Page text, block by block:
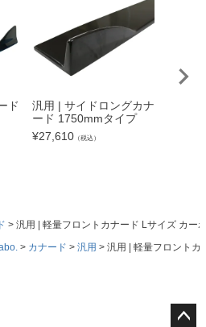
ド
汎用 | サイドロングカナ
ード 1750mmタイプ
¥27,610 （税込）
汎用 |
用EX
汎用 | 軽量フロントカナード Lサイズ カー
カナード 汎用 汎用 | 軽量フロントカ